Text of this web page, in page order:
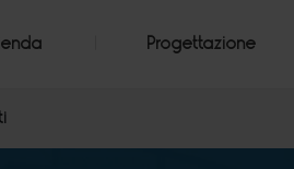
Progettazione